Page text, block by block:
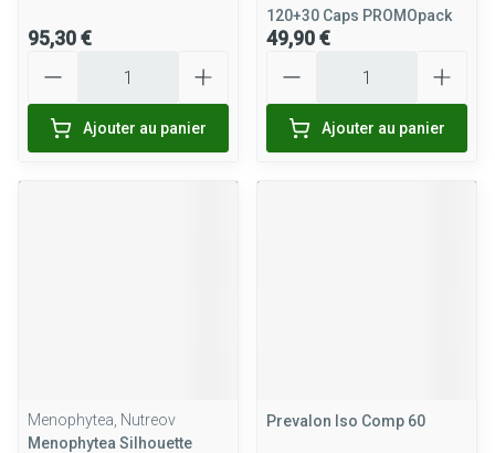
95,30 €
Ajouter au panier
120+30 Caps PROMOpack
49,90 €
Ajouter au panier
Menophytea, Nutreov
Menophytea Silhouette
Prevalon Iso Comp 60